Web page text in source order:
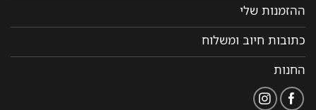
ההזמנות שלי
כתובות חיוב ומשלוח
החנות